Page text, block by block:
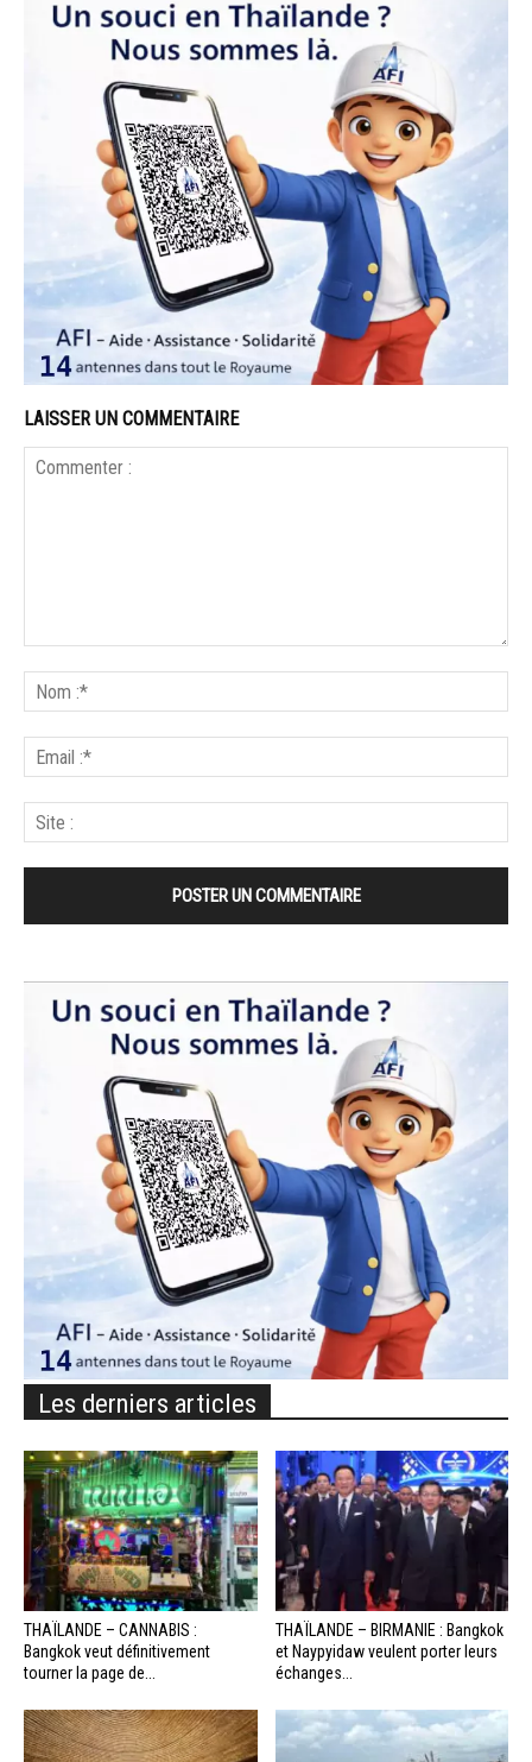
LAISSER UN COMMENTAIRE
Les derniers articles
THAÏLANDE – CANNABIS :
Bangkok veut définitivement
tourner la page de...
THAÏLANDE – BIRMANIE : Bangkok
et Naypyidaw veulent porter leurs
échanges...